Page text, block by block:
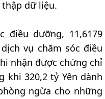
dữ liệu.
điều dưỡng, 11,6179
vụ chăm sóc điều
nhận được chứng chỉ
khi 320,2 tỷ Yên dành
ngừa cho những